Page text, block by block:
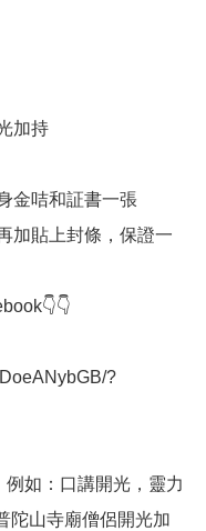
加持
金咭和証書一張
加貼上封條，保證一
?
如：口講開光，靈力
陀山寺廟僧侶開光加